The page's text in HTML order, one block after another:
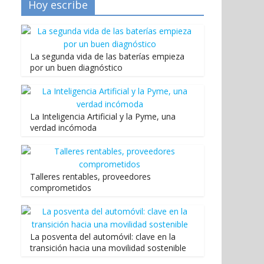
Hoy escribe
La segunda vida de las baterías empieza
por un buen diagnóstico
La Inteligencia Artificial y la Pyme, una
verdad incómoda
Talleres rentables, proveedores
comprometidos
La posventa del automóvil: clave en la
transición hacia una movilidad sostenible